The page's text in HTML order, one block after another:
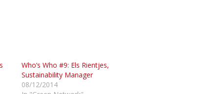
Who’s Who #9: Els Rientjes,
Sustainability Manager
08/12/2014